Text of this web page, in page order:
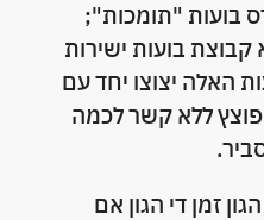
בועות "תומכות";
בועות ישירות
האלה יצוצו יחד עם
ללא קשר לכמה
זמן די הגון אם